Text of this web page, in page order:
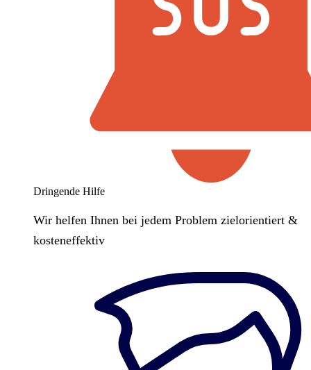
Dringende Hilfe
Wir helfen Ihnen bei jedem Problem zielorientiert &
kosteneffektiv